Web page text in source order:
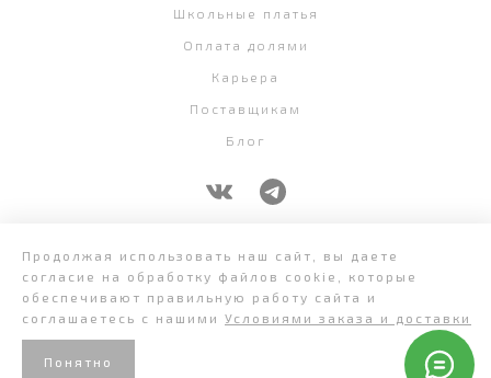
Школьные платья
Оплата долями
Карьера
Поставщикам
Блог
Продолжая использовать наш сайт, вы даете
согласие на обработку файлов cookie, которые
обеспечивают правильную работу сайта и
соглашаетесь с нашими Условиями заказа и доставки
Понятно